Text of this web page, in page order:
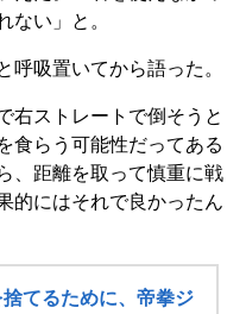
ない」と。
吸置いてから語った。
右ストレートで倒そうと
食らう可能性だってある
、距離を取って慎重に戦
的にはそれで良かったん
てるために、帝拳ジ